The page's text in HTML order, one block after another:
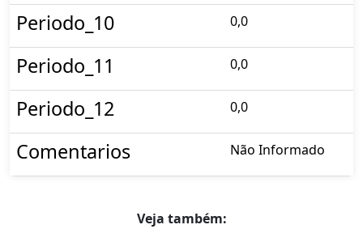
Periodo_10 0,0
Periodo_11 0,0
Periodo_12 0,0
Comentarios Não Informado
Veja também: